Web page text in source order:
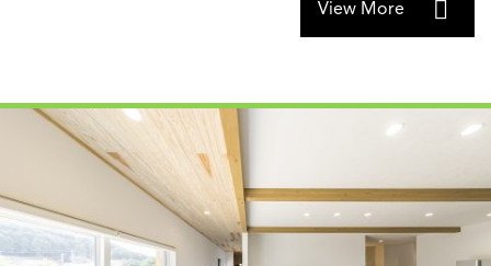
View More